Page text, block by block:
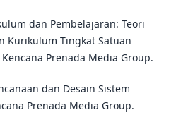
dan Pembelajaran: Teori
Kurikulum Tingkat Satuan
Kencana Prenada Media Group.
dan Desain Sistem
Prenada Media Group.